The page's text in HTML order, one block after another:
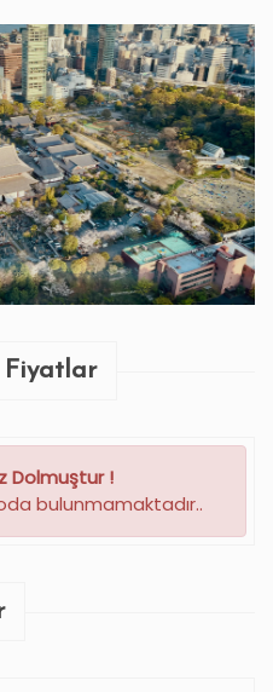
Fiyatlar
Dolmuştur !
bulunmamaktadır..